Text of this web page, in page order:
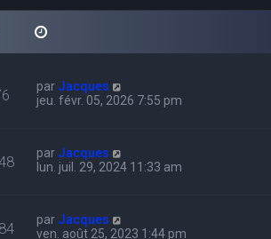
par Jacques
jeu. févr. 05, 2026 7:55 pm
par Jacques
lun. juil. 29, 2024 11:33 am
par Jacques
ven. août 25, 2023 1:44 pm